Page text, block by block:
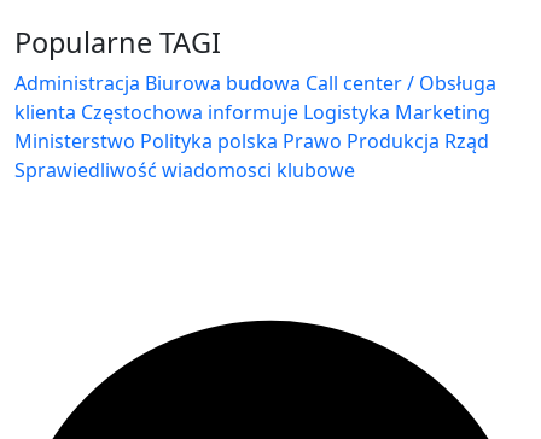
Popularne TAGI
Administracja Biurowa budowa Call center / Obsługa
klienta Częstochowa informuje Logistyka Marketing
Ministerstwo Polityka polska Prawo Produkcja Rząd
Sprawiedliwość wiadomosci klubowe